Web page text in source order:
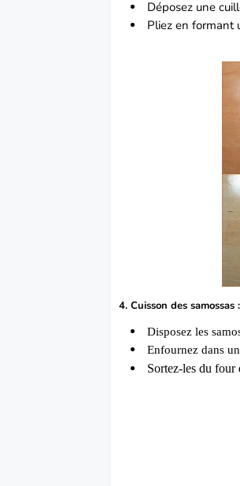
Déposez une
Pliez en formant
4. Cuisson des samossas :
Disposez les
Enfournez dans
Sortez-les du four